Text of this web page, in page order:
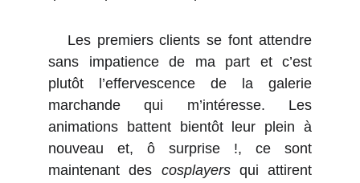
Les premiers clients se font attendre
sans impatience de ma part et c’est
plutôt l’effervescence de la galerie
marchande qui m’intéresse. Les
animations battent bientôt leur plein à
nouveau et, ô surprise !, ce sont
maintenant des cosplayersqui attirent